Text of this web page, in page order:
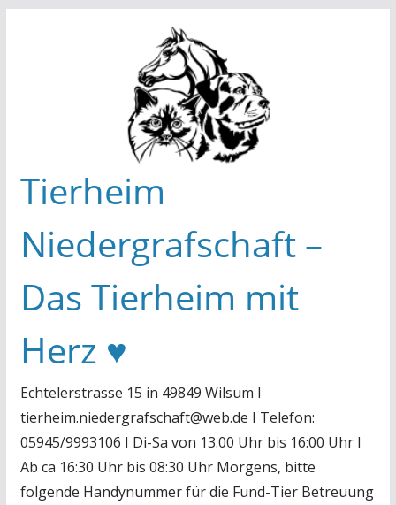
Tierheim
Niedergrafschaft –
Das Tierheim mit
Herz ♥
Echtelerstrasse 15 in 49849 Wilsum I
tierheim.niedergrafschaft@web.de I Telefon:
05945/9993106 I Di-Sa von 13.00 Uhr bis 16:00 Uhr I
Ab ca 16:30 Uhr bis 08:30 Uhr Morgens, bitte
folgende Handynummer für die Fund-Tier Betreuung